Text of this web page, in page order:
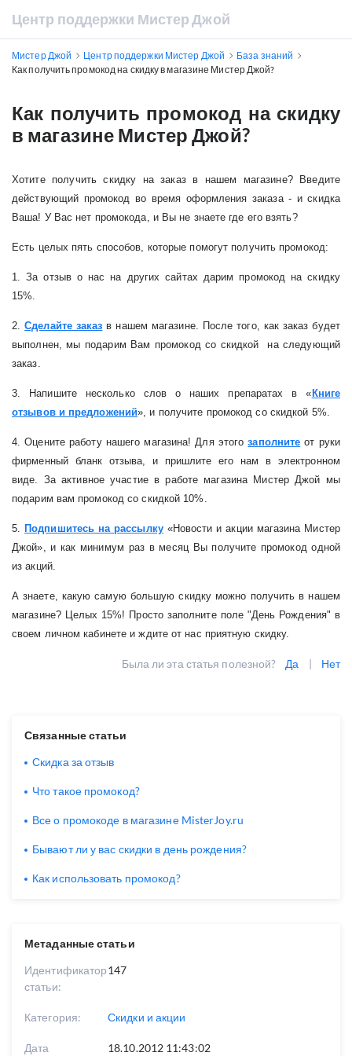
Центр поддержки Мистер Джой
Мистер Джой Центр поддержки Мистер Джой
База знаний
Как получить промокод на скидку в магазине Мистер Джой?
Как получить промокод на скидку
в магазине Мистер Джой?
Хотите получить скидку на заказ в нашем магазине? Введите
действующий промокод во время оформления заказа - и скидка
Ваша! У Вас нет промокода, и Вы не знаете где его взять?
Есть целых пять способов, которые помогут получить промокод:
1. За отзыв о нас на других сайтах дарим промокод на скидку
15%.
2.Сделайте заказ в нашем магазине. После того, как заказ будет
выполнен, мы подарим Вам промокод со скидкой на следующий
заказ.
3. Напишите несколько слов о наших препаратах в « Книге
отзывов и предложений», и получите промокод со скидкой 5%.
4. Оцените работу нашего магазина! Для этогозаполните от руки
фирменный бланк отзыва, и пришлите его нам в электронном
виде. За активное участие в работе магазина Мистер Джой мы
подарим вам промокод со скидкой 10%.
5. Подпишитесь на рассылку«Новости и акции магазина Мистер
Джой», и как минимум раз в месяц Вы получите промокод одной
из акций.
А знаете, какую самую большую скидку можно получить в нашем
магазине? Целых 15%! Просто заполните поле "День Рождения" в
своем личном кабинете и ждите от нас приятную скидку.
Была ли эта статья полезной? Да | Нет
Метаданные статьи
Идентификатор
статьи:
147
Категория: Скидки и акции
Дата 18.10.2012 11:43:02
Связанные статьи
Скидка за отзыв
Что такое промокод?
Все о промокоде в магазине MisterJoy.ru
Бывают ли у вас скидки в день рождения?
Как использовать промокод?